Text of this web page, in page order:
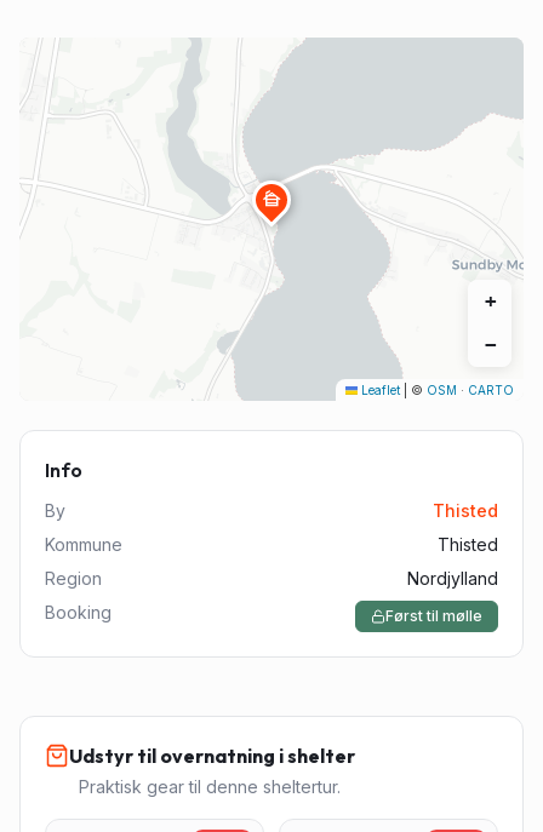
cabin
+
−
Leaflet © OSM · CARTO
Info
By
Thisted
Kommune
Thisted
Region
Nordjylland
Booking
Først til mølle
Udstyr til overnatning i shelter
Praktisk gear til denne sheltertur.